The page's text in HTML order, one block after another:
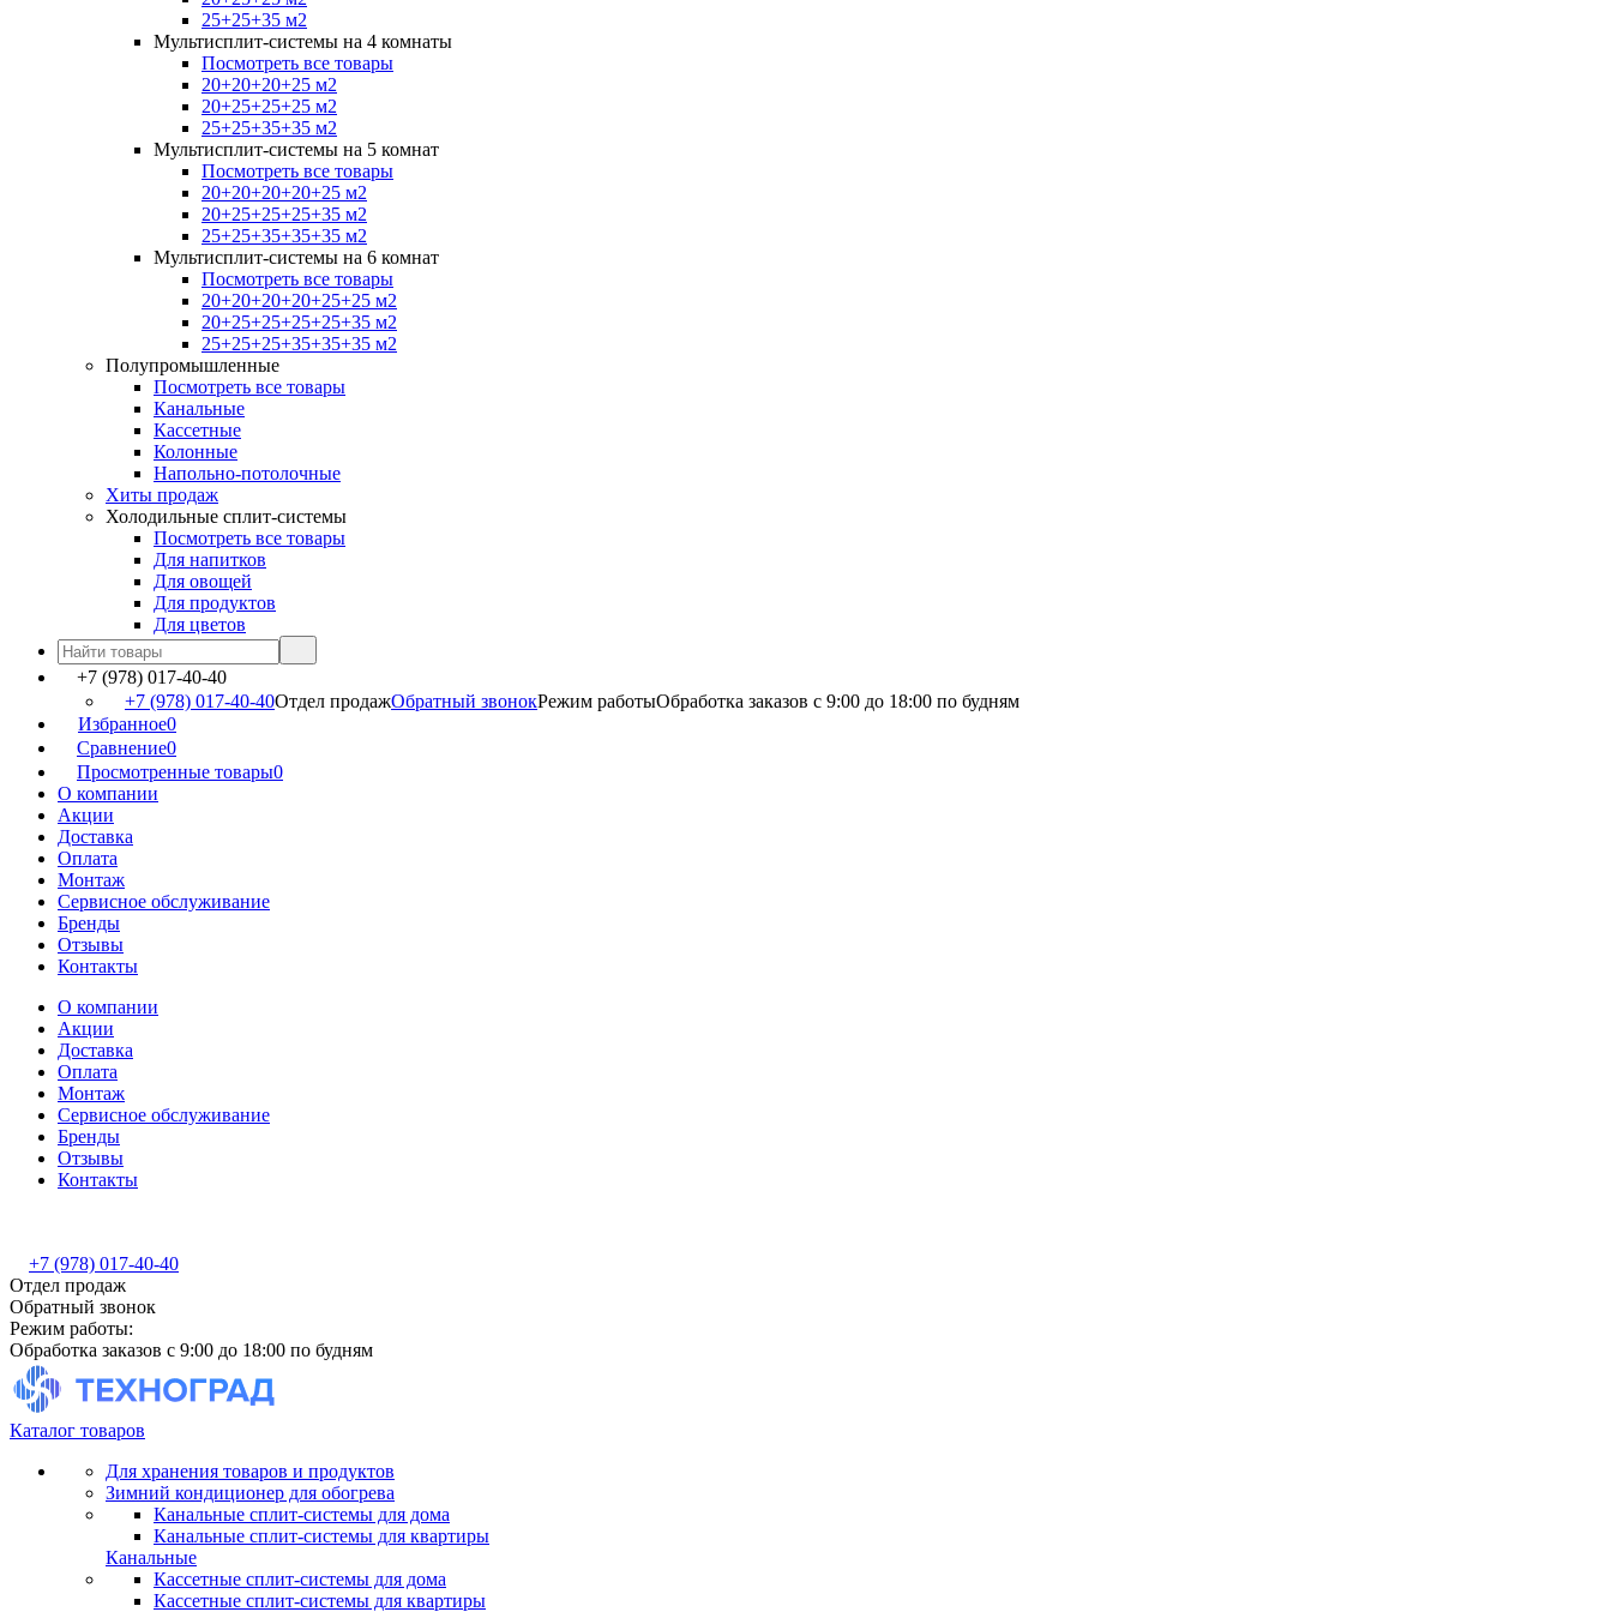
25+25+35 м2
Мультисплит-системы на 4 комнаты
Посмотреть все товары
20+20+20+25 м2
20+25+25+25 м2
25+25+35+35 м2
Мультисплит-системы на 5 комнат
Посмотреть все товары
20+20+20+20+25 м2
20+25+25+25+35 м2
25+25+35+35+35 м2
Мультисплит-системы на 6 комнат
Посмотреть все товары
20+20+20+20+25+25 м2
20+25+25+25+25+35 м2
25+25+25+35+35+35 м2
Полупромышленные
Посмотреть все товары
Канальные
Кассетные
Колонные
Напольно-потолочные
Хиты продаж
Холодильные сплит-системы
Посмотреть все товары
Для напитков
Для овощей
Для продуктов
Для цветов
+7 (978) 017-40-40
+7 (978) 017-40-40Отдел продажОбратный звонокРежим работыОбработка заказов с 9:00 до 18:00 по будням
Избранное0
Сравнение0
Просмотренные товары0
О компании
Акции
Доставка
Оплата
Монтаж
Сервисное обслуживание
Бренды
Отзывы
Контакты
О компании
Акции
Доставка
Оплата
Монтаж
Сервисное обслуживание
Бренды
Отзывы
Контакты
+7 (978) 017-40-40
Отдел продаж
Обратный звонок
Режим работы:
Обработка заказов с 9:00 до 18:00 по будням
Каталог товаров
Для хранения товаров и продуктов
Зимний кондиционер для обогрева
Канальные сплит-системы для дома
Канальные сплит-системы для квартиры
Канальные
Кассетные сплит-системы для дома
Кассетные сплит-системы для квартиры